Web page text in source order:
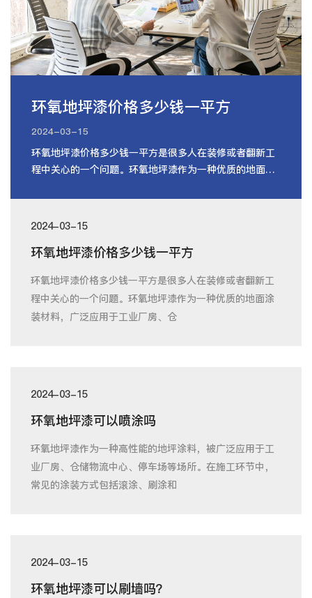
环氧地坪漆价格多少钱一平方
2024-03-15
环氧地坪漆价格多少钱一平方是很多人在装修或者翻新工
程中关心的一个问题。环氧地坪漆作为一种优质的地面涂
2024-03-15
环氧地坪漆价格多少钱一平方
环氧地坪漆价格多少钱一平方是很多人在装修或者翻新工
程中关心的一个问题。环氧地坪漆作为一种优质的地面涂
装材料，广泛应用于工业厂房、仓
2024-03-15
环氧地坪漆可以喷涂吗
环氧地坪漆作为一种高性能的地坪涂料，被广泛应用于工
业厂房、仓储物流中心、停车场等场所。在施工环节中，
常见的涂装方式包括滚涂、刷涂和
2024-03-15
环氧地坪漆可以刷墙吗？